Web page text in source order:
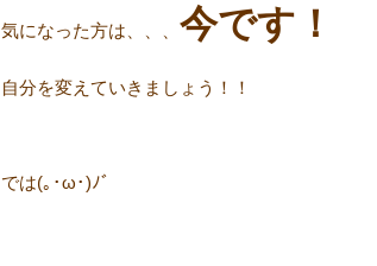
気になった方は、、、 今です！
自分を変えていきましょう！！
では(｡･ω･)ﾉﾞ